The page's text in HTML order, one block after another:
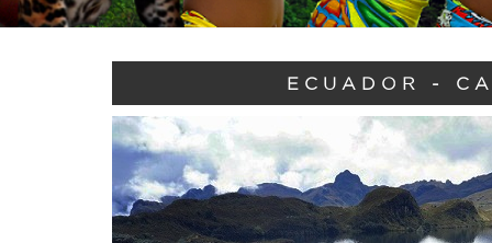
ECUADOR -